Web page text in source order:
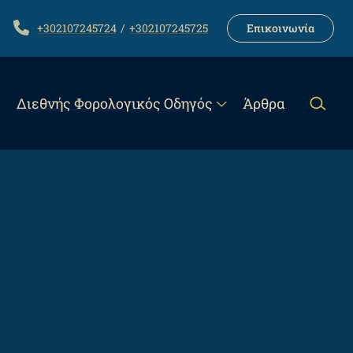
TELEPHONE
+302107245724 +302107245725 LINKΕπικοινωνία
Διεθνής Φορολογικός Οδηγός Άρθρα